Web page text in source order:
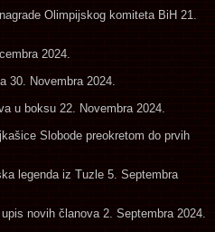
Olimpijskog komiteta BiH 21.
2024.
30. Novembra 2024.
u boksu 22. Novembra 2024.
Slobode preokretom do prvih
legenda iz Tuzle 5. Septembra
novih članova 2. Septembra 2024.